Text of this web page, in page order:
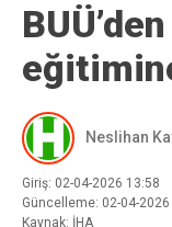
Neslihan
Giriş: 02-04-2026 13:58
Güncelleme: 02-04-2026
Kaynak: İHA